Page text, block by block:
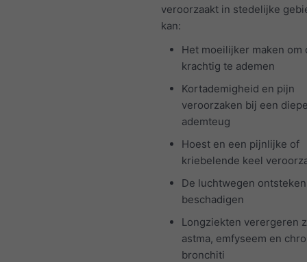
veroorzaakt in stedelijke
kan:
Het moeilijker maken om
krachtig te ademen
Kortademigheid en pijn
veroorzaken bij een
ademteug
Hoest en een pijnlijke of
kriebelende keel
De luchtwegen
beschadigen
Longziekten verergeren
astma, emfyseem en
bronchiti